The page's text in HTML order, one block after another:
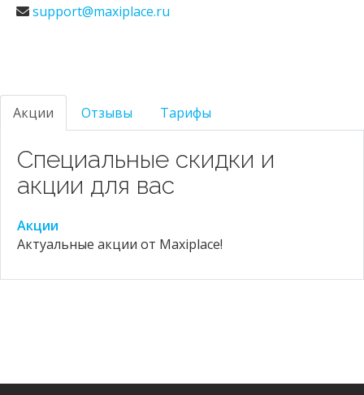
support@maxiplace.ru
Акции Отзывы Тарифы
Специальные скидки и
акции для вас
Акции
Актуальные акции от Maxiplace!